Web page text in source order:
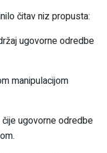
čitav niz propusta:
ugovorne odredbe
manipulacijom
ugovorne odredbe